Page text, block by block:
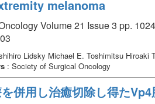
melanoma
Volume 21 Issue 3 pp.
Lidsky Michael E. Toshimitsu Hiroaki
: Society of Surgical Oncology
併用し治癒切除し得た